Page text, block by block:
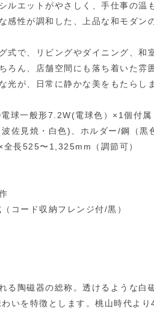
ルエットがやさしく、手仕事の温
感性が調和した、上品な和モダン
式で、リビングやダイニング、和
ろん、店舗空間にも落ち着いた雰
光が、日常に静かな美をもたらし
球一般形7.2W(電球色）×1個付属
佐見焼・白色)、ホルダー/鋼（黒
長525〜1,325mm（調節可）
コード収納フレンジ付/黒）
る陶磁器の総称。透けるような白
いを特徴とします。桃山時代よ